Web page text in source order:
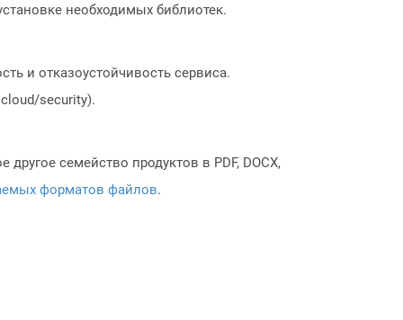
необходимых библиотек.
и отказоустойчивость сервиса.
security).
семейство продуктов в PDF, DOCX,
форматов файлов.